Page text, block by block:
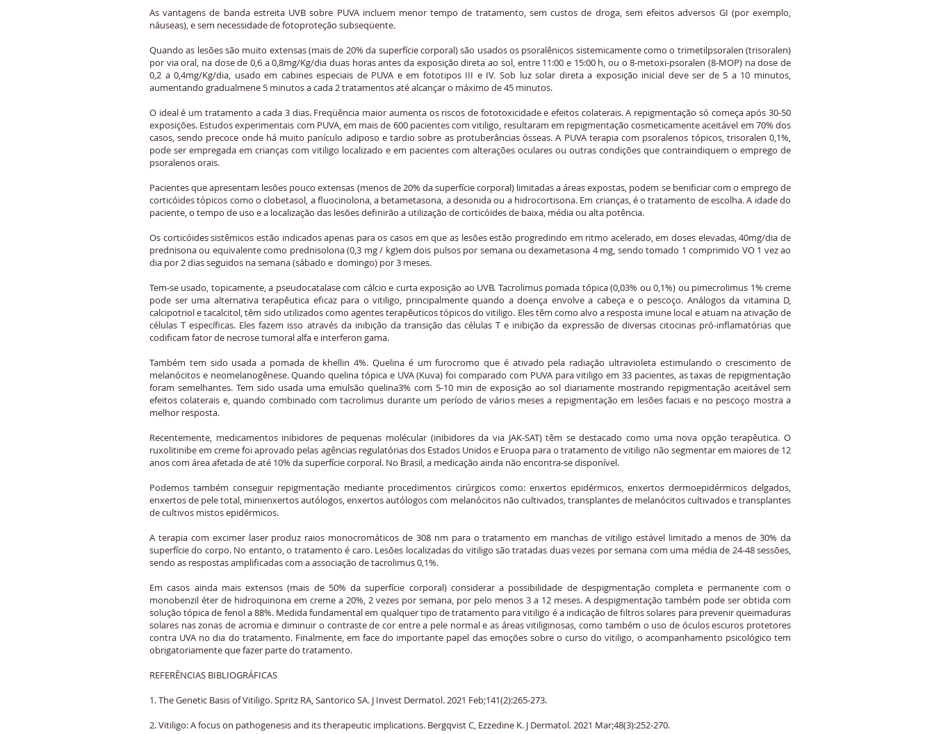
As vantagens de banda estreita UVB sobre PUVA incluem menor tempo de tratamento, sem custos de droga, sem efeitos adversos GI (por exemplo,
náuseas), e sem necessidade de fotoproteção subseqüente.
Quando as lesões são muito extensas (mais de 20% da superfície corporal) são usados os psoralênicos sistemicamente como o trimetilpsoralen (trisoralen)
por via oral, na dose de 0,6 a 0,8mg/Kg/dia duas horas antes da exposição direta ao sol, entre 11:00 e 15:00 h, ou o 8-metoxi-psoralen (8-MOP) na dose de
0,2 a 0,4mg/Kg/dia, usado em cabines especiais de PUVA e em fototipos III e IV. Sob luz solar direta a exposição inicial deve ser de 5 a 10 minutos,
aumentando gradualmene 5 minutos a cada 2 tratamentos até alcançar o máximo de 45 minutos.
O ideal é um tratamento a cada 3 dias. Freqüência maior aumenta os riscos de fototoxicidade e efeitos colaterais. A repigmentação só começa após 30-50
exposições. Estudos experimentais com PUVA, em mais de 600 pacientes com vitiligo, resultaram em repigmentação cosmeticamente aceitável em 70% dos
casos, sendo precoce onde há muito panículo adiposo e tardio sobre as protuberâncias ósseas. A PUVA terapia com psoralenos tópicos, trisoralen 0,1%,
pode ser empregada em crianças com vitiligo localizado e em pacientes com alterações oculares ou outras condições que contraindiquem o emprego de
psoralenos orais.
Pacientes que apresentam lesões pouco extensas (menos de 20% da superfície corporal) limitadas a áreas expostas, podem se benificiar com o emprego de
corticóides tópicos como o clobetasol, a fluocinolona, a betametasona, a desonida ou a hidrocortisona. Em crianças, é o tratamento de escolha. A idade do
paciente, o tempo de uso e a localização das lesões definirão a utilização de corticóides de baixa, média ou alta potência.
Os corticóides sistêmicos estão indicados apenas para os casos em que as lesões estão progredindo em ritmo acelerado, em doses elevadas, 40mg/dia de
prednisona ou equivalente como prednisolona (0,3 mg / kg)em dois pulsos por semana ou dexametasona 4 mg, sendo tomado 1 comprimido VO 1 vez ao
dia por 2 dias seguidos na semana (sábado e domingo) por 3 meses.
Tem-se usado, topicamente, a pseudocatalase com cálcio e curta exposição ao UVB. Tacrolimus pomada tópica (0,03% ou 0,1%) ou pimecrolimus 1% creme
pode ser uma alternativa terapêutica eficaz para o vitiligo, principalmente quando a doença envolve a cabeça e o pescoço. Análogos da vitamina D,
calcipotriol e tacalcitol, têm sido utilizados como agentes terapêuticos tópicos do vitiligo. Eles têm como alvo a resposta imune local e atuam na ativação de
células T específicas. Eles fazem isso através da inibição da transição das células T e inibição da expressão de diversas citocinas pró-inflamatórias que
codificam fator de necrose tumoral alfa e interferon gama.
Também tem sido usada a pomada de khellin 4%. Quelina é um furocromo que é ativado pela radiação ultravioleta estimulando o crescimento de
melanócitos e neomelanogênese. Quando quelina tópica e UVA (Kuva) foi comparado com PUVA para vitiligo em 33 pacientes, as taxas de repigmentação
foram semelhantes. Tem sido usada uma emulsão quelina3% com 5-10 min de exposição ao sol diariamente mostrando repigmentação aceitável sem
efeitos colaterais e, quando combinado com tacrolimus durante um período de vários meses a repigmentação em lesões faciais e no pescoço mostra a
melhor resposta.
Recentemente, medicamentos inibidores de pequenas molécular (inibidores da via JAK-SAT) têm se destacado como uma nova opção terapêutica. O
ruxolitinibe em creme foi aprovado pelas agências regulatórias dos Estados Unidos e Eruopa para o tratamento de vitiligo não segmentar em maiores de 12
anos com área afetada de até 10% da superfície corporal. No Brasil, a medicação ainda não encontra-se disponível.
Podemos também conseguir repigmentação mediante procedimentos cirúrgicos como: enxertos epidérmicos, enxertos dermoepidérmicos delgados,
enxertos de pele total, minienxertos autólogos, enxertos autólogos com melanócitos não cultivados, transplantes de melanócitos cultivados e transplantes
de cultivos mistos epidérmicos.
A terapia com excimer laser produz raios monocromáticos de 308 nm para o tratamento em manchas de vitiligo estável limitado a menos de 30% da
superfície do corpo. No entanto, o tratamento é caro. Lesões localizadas do vitiligo são tratadas duas vezes por semana com uma média de 24-48 sessões,
sendo as respostas amplificadas com a associação de tacrolimus 0,1%.
Em casos ainda mais extensos (mais de 50% da superfície corporal) considerar a possibilidade de despigmentação completa e permanente com o
monobenzil éter de hidroquinona em creme a 20%, 2 vezes por semana, por pelo menos 3 a 12 meses. A despigmentação também pode ser obtida com
solução tópica de fenol a 88%. Medida fundamental em qualquer tipo de tratamento para vitiligo é a indicação de filtros solares para prevenir queimaduras
solares nas zonas de acromia e diminuir o contraste de cor entre a pele normal e as áreas vitiliginosas, como também o uso de óculos escuros protetores
contra UVA no dia do tratamento. Finalmente, em face do importante papel das emoções sobre o curso do vitiligo, o acompanhamento psicológico tem
obrigatoriamente que fazer parte do tratamento.
REFERÊNCIAS BIBLIOGRÁFICAS
1. The Genetic Basis of Vitiligo. Spritz RA, Santorico SA. J Invest Dermatol. 2021 Feb;141(2):265-273.
2. Vitiligo: A focus on pathogenesis and its therapeutic implications. Bergqvist C, Ezzedine K. J Dermatol. 2021 Mar;48(3):252-270.